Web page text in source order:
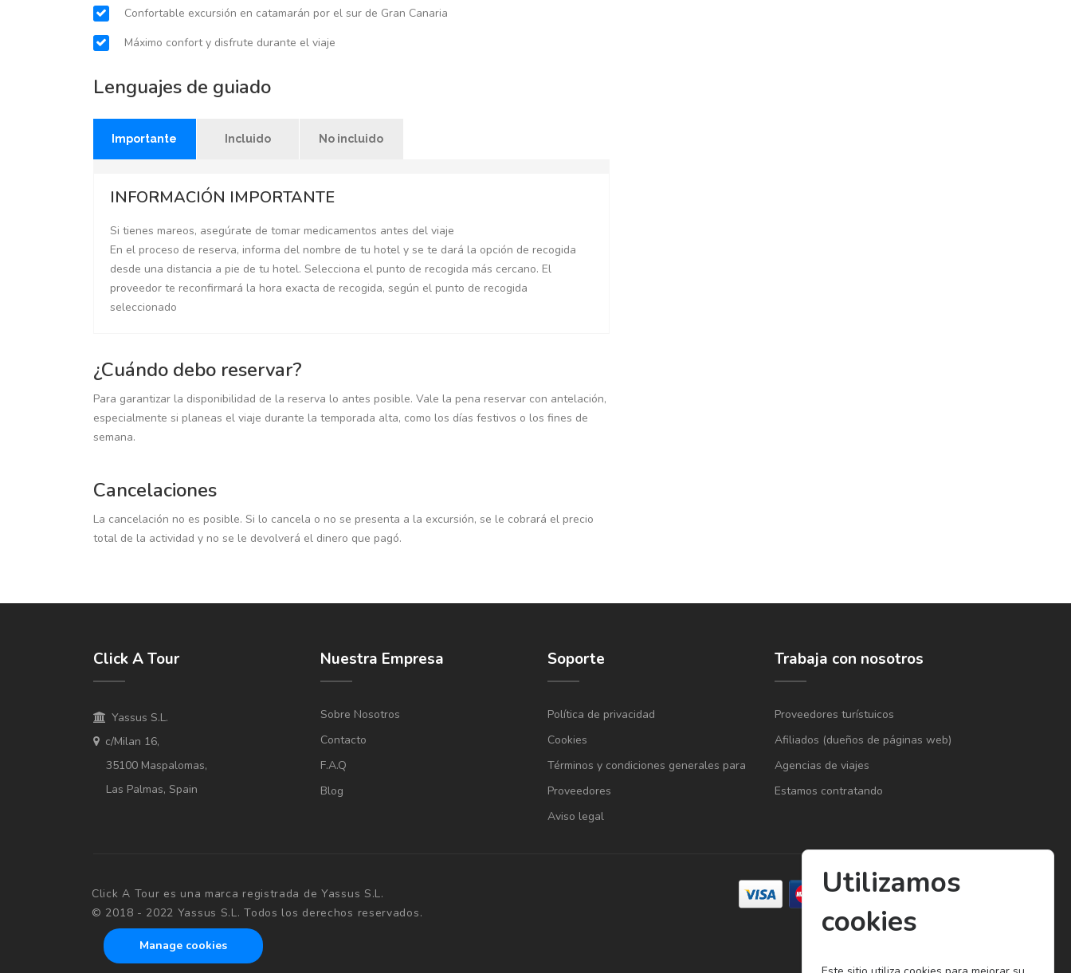
Confortable excursión en catamarán por el sur de Gran Canaria
Máximo confort y disfrute durante el viaje
Lenguajes de guiado
Importante Incluido No incluido
INFORMACIÓN IMPORTANTE
Si tienes mareos, asegúrate de tomar medicamentos antes del viaje
En el proceso de reserva, informa del nombre de tu hotel y se te dará la opción de recogida
desde una distancia a pie de tu hotel. Selecciona el punto de recogida más cercano. El
proveedor te reconfirmará la hora exacta de recogida, según el punto de recogida
seleccionado
¿Cuándo debo reservar?
Para garantizar la disponibilidad de la reserva lo antes posible. Vale la pena reservar con antelación,
especialmente si planeas el viaje durante la temporada alta, como los días festivos o los fines de
semana.
Cancelaciones
La cancelación no es posible. Si lo cancela o no se presenta a la excursión, se le cobrará el precio
total de la actividad y no se le devolverá el dinero que pagó.
Click A Tour
Yassus S.L.
c/Milan 16,
35100 Maspalomas,
Las Palmas, Spain
Nuestra Empresa
Sobre Nosotros
Contacto
F.A.Q
Blog
Soporte
Política de privacidad
Cookies
Términos y condiciones generales para
Proveedores
Aviso legal
Trabaja con nosotros
Proveedores turístuicos
Afiliados (dueños de páginas web)
Agencias de viajes
Estamos contratando
Click A Tour es una marca registrada de Yassus S.L.
© 2018 - 2022 Yassus S.L. Todos los derechos reservados.
Manage cookies
Utilizamos
cookies